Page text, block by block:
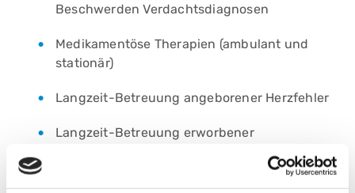
Beschwerden Verdachtsdiagnosen
Medikamentöse Therapien (ambulant und
stationär)
Langzeit-Betreuung angeborener Herzfehler
Langzeit-Betreuung erworbener
Präoperatives stationäres Management (falls